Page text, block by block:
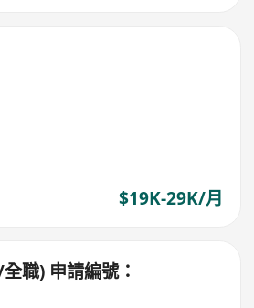
$19K-29K/月
職) 申請編號：